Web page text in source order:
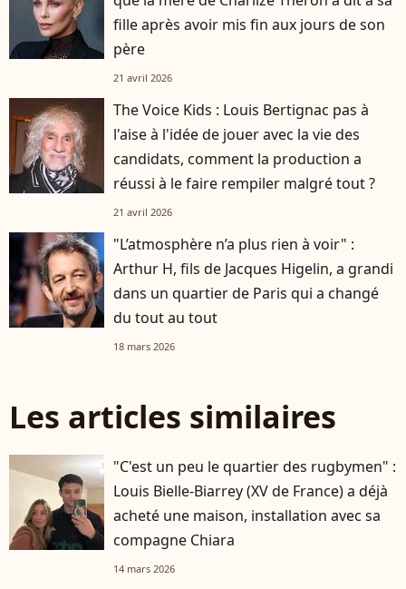
fille après avoir mis fin aux jours de son
père
21 avril 2026
The Voice Kids : Louis Bertignac pas à
l'aise à l'idée de jouer avec la vie des
candidats, comment la production a
réussi à le faire rempiler malgré tout ?
21 avril 2026
"L’atmosphère n’a plus rien à voir" :
Arthur H, fils de Jacques Higelin, a grandi
dans un quartier de Paris qui a changé
du tout au tout
18 mars 2026
Les articles similaires
"C'est un peu le quartier des rugbymen" :
Louis Bielle-Biarrey (XV de France) a déjà
acheté une maison, installation avec sa
compagne Chiara
14 mars 2026